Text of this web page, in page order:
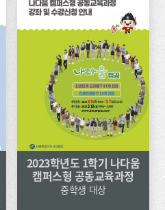
2023학년도 1학기 나다움
캠퍼스형 공동교육과정
중학생 대상